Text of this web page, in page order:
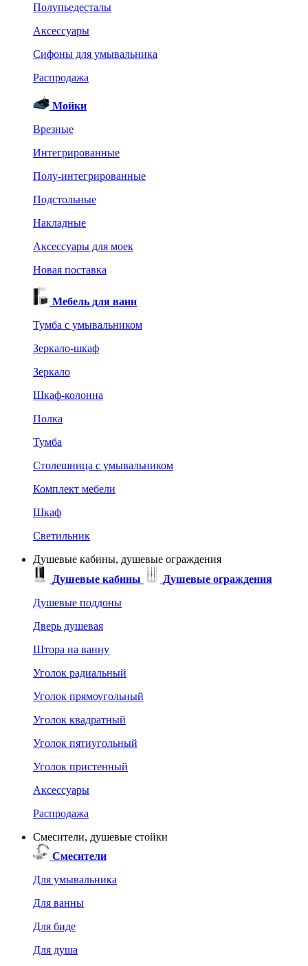
Полупьедесталы
Аксессуары
Сифоны для умывальника
Распродажа
Мойки
Врезные
Интегрированные
Полу-интегрированные
Подстольные
Накладные
Аксессуары для моек
Новая поставка
Мебель для ванн
Тумба с умывальником
Зеркало-шкаф
Зеркало
Шкаф-колонна
Полка
Тумба
Столешница с умывальником
Комплект мебели
Шкаф
Светильник
Душевые кабины, душевые ограждения
Душевые кабины
Душевые ограждения
Душевые поддоны
Дверь душевая
Штора на ванну
Уголок радиальный
Уголок прямоугольный
Уголок квадратный
Уголок пятиугольный
Уголок пристенный
Аксессуары
Распродажа
Смесители, душевые стойки
Смесители
Для умывальника
Для ванны
Для биде
Для душа